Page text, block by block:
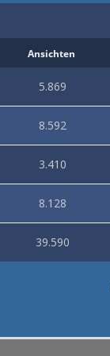
Ansichten
5.869
8.592
3.410
8.128
39.590